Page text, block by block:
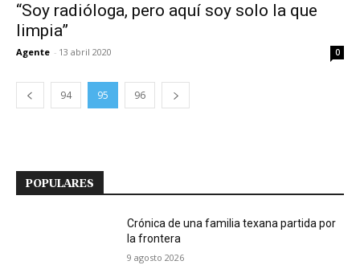
“Soy radióloga, pero aquí soy solo la que
limpia”
Agente - 13 abril 2020 0
94 95 96
POPULARES
Crónica de una familia texana partida por
la frontera
9 agosto 2026